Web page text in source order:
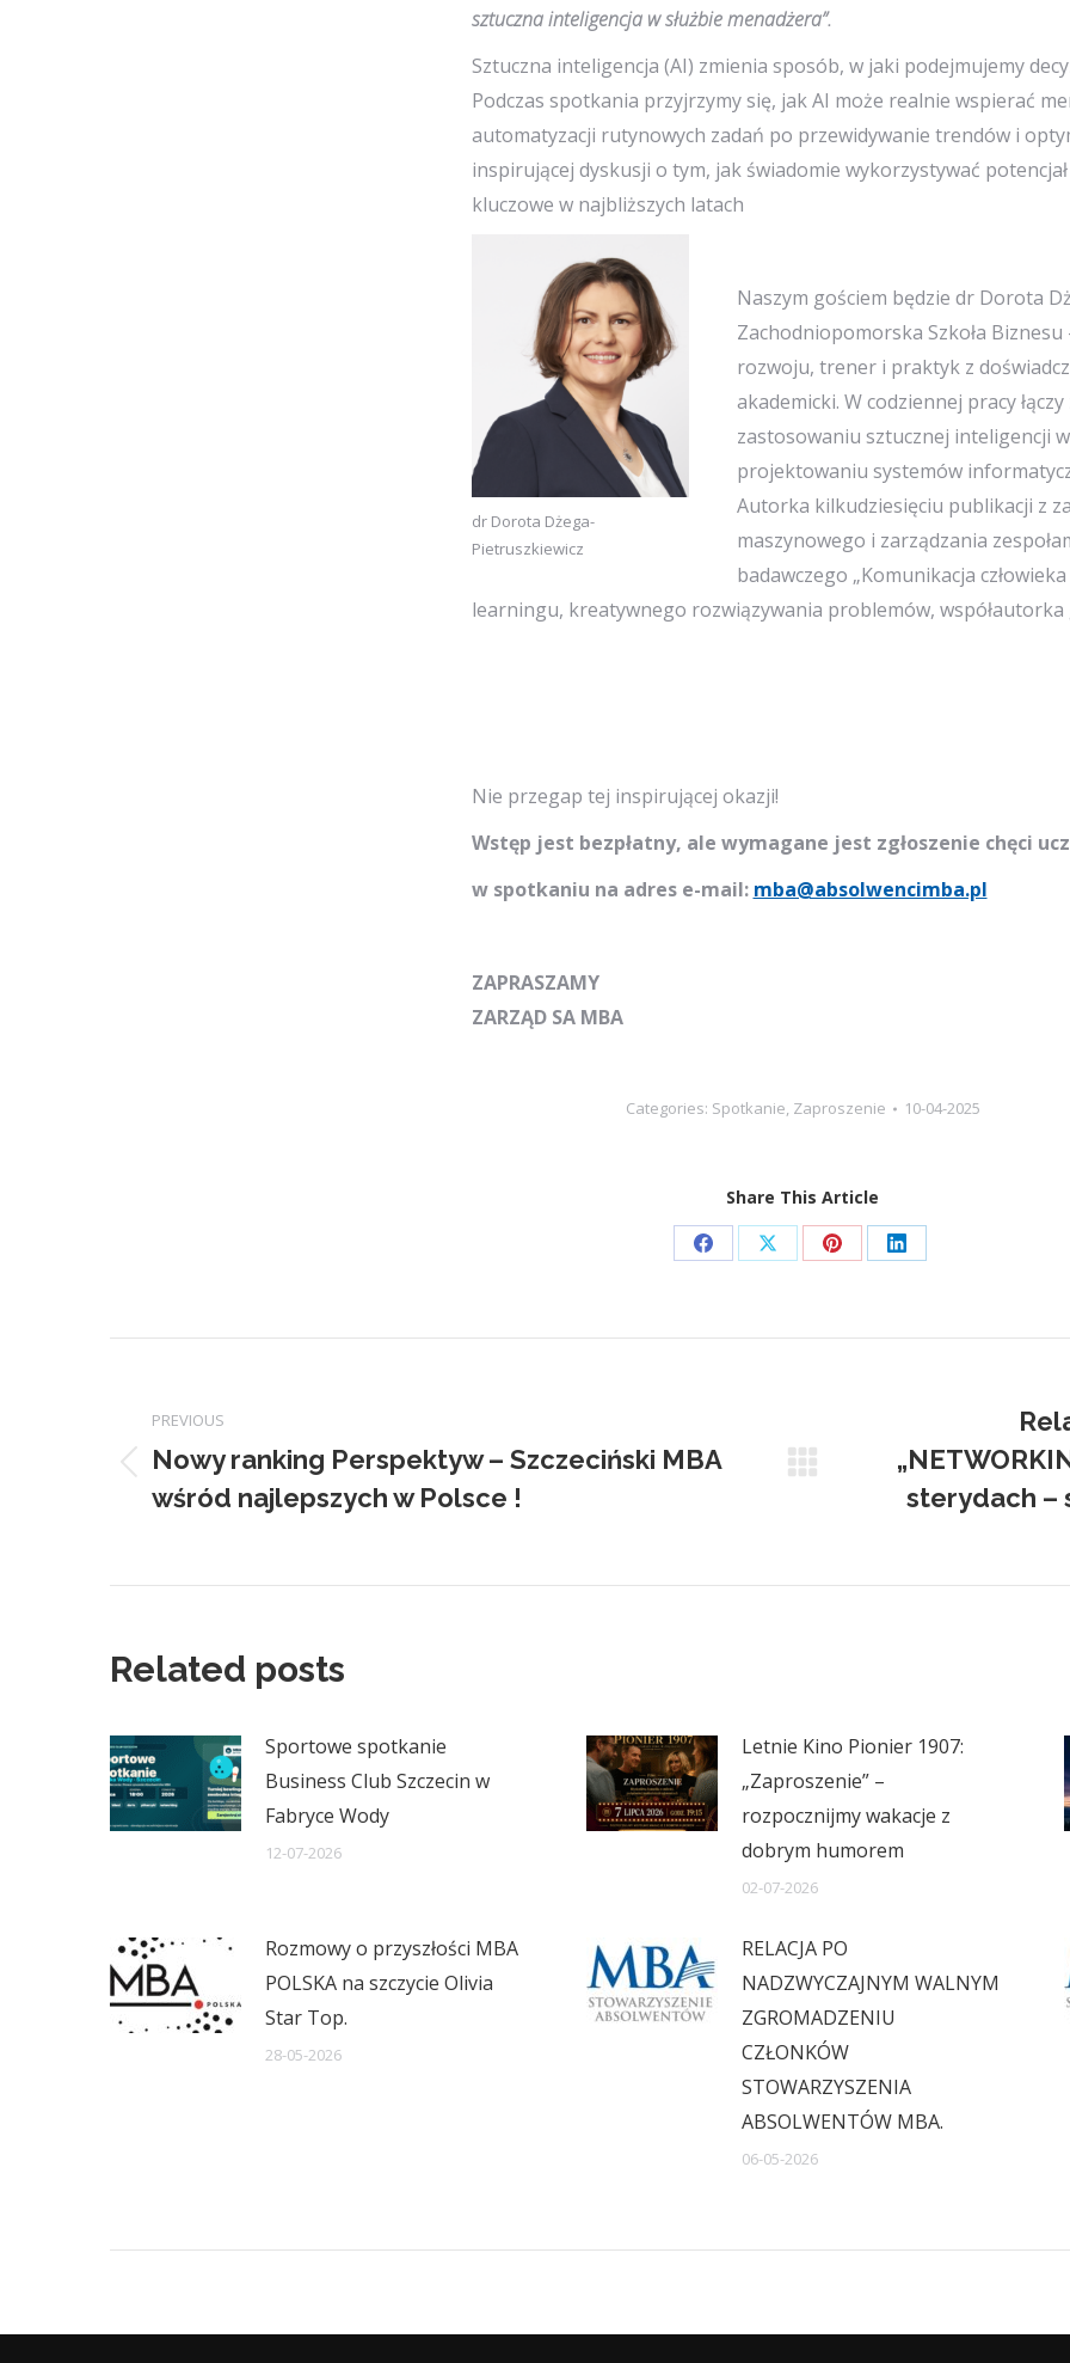
sztuczna inteligencja w służbie menadżera”.
Sztuczna inteligencja (AI) zmienia sposób, w jaki podejmujemy
Podczas spotkania przyjrzymy się, jak AI może realnie wspierać
automatyzacji rutynowych zadań po przewidywanie trendów i
inspirującej dyskusji o tym, jak świadomie wykorzystywać
kluczowe w najbliższych latach
dr Dorota Dżega-
Pietruszkiewicz
Naszym gościem będzie dr Dorota
Zachodniopomorska Szkoła
rozwoju, trener i praktyk z
akademicki. W codziennej pracy
zastosowaniu sztucznej inteligencji
projektowaniu systemów
Autorka kilkudziesięciu publikacji z
maszynowego i zarządzania
badawczego „Komunikacja
learningu, kreatywnego rozwiązywania problemów, współautorka
Nie przegap tej inspirującej okazji!
Wstęp jest bezpłatny, ale wymagane jest zgłoszenie chęci
w spotkaniu na adres e-mail: mba@absolwencimba.pl
ZAPRASZAMY
ZARZĄD SA MBA
Categories: Spotkanie, Zaproszenie 10-04-2025
Share This Article
Share
Facebook
Share
X
Share
Pinterest
Share
LinkedIn
navigation
PREVIOUS
Previous
post:
Nowy ranking Perspektyw – Szczeciński MBA
wśród najlepszych w Polsce !
sterydach –
Related posts
Sportowe spotkanie
Business Club Szczecin w
Fabryce Wody
12-07-2026
Letnie Kino Pionier 1907:
„Zaproszenie” –
rozpocznijmy wakacje z
dobrym humorem
02-07-2026
Rozmowy o przyszłości MBA
POLSKA na szczycie Olivia
Star Top.
28-05-2026
RELACJA PO
NADZWYCZAJNYM WALNYM
ZGROMADZENIU
CZŁONKÓW
STOWARZYSZENIA
ABSOLWENTÓW MBA.
06-05-2026